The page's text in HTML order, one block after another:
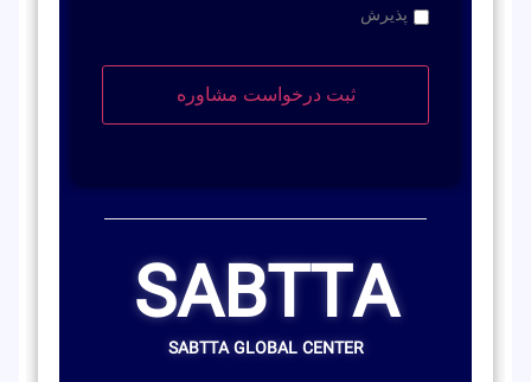
پذیرش
SABTTA
SABTTA GLOBAL CENTER